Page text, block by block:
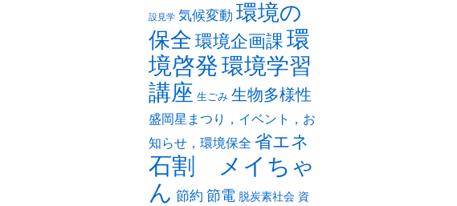
設見学 気候変動 環境の
保全 環境企画課 環
境啓発環境学習
講座 生ごみ 生物多様性
盛岡星まつり，イベント，お
知らせ，環境保全 省エネ
石割 メイちゃ
ん 節約 節電 脱炭素社会 資